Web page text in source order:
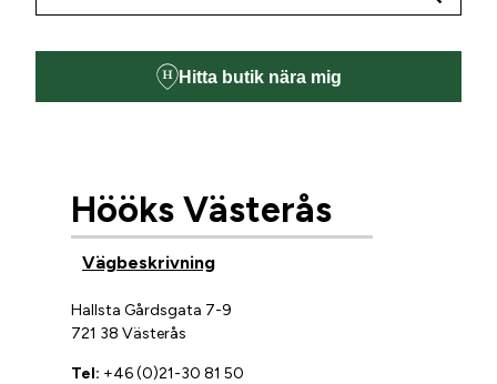
Hitta butik nära mig
Hööks Västerås
Vägbeskrivning
Hallsta Gårdsgata 7-9
721 38 Västerås
Tel: +46 (0)21-30 81 50